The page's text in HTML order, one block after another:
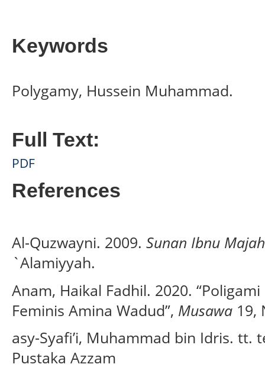
Keywords
Polygamy, Hussein Muhammad.
Full Text:
PDF
References
Al-Quzwayni. 2009. Sunan Ibnu Majah
`Alamiyyah.
Anam, Haikal Fadhil. 2020.
Feminis Amina Wadud”, Musawa 19,
asy-Syafi’i, Muhammad bin Idris. tt.
Pustaka Azzam